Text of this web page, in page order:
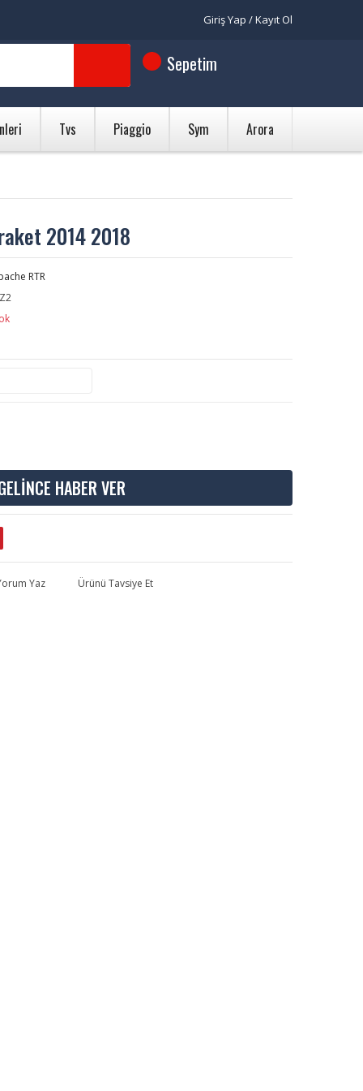
Giriş Yap / Kayıt Ol
Sepetim
Tvs Piaggio Sym Arora
2014 2018
RTR
HABER VER
Yaz Ürünü Tavsiye Et